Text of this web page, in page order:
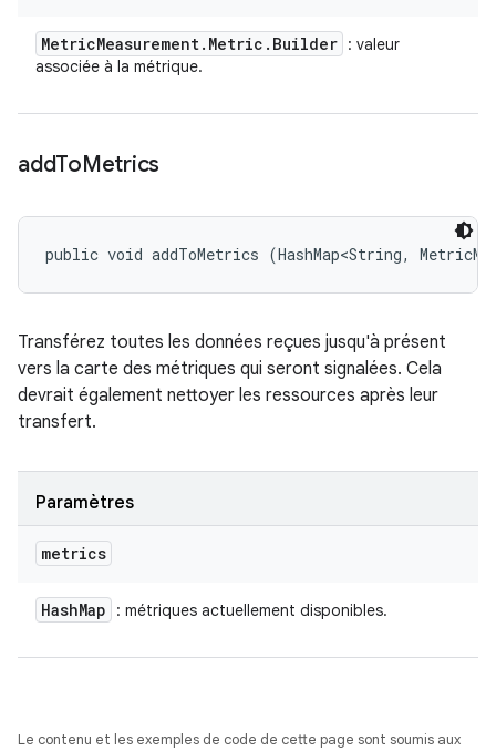
MetricMeasurement. Metric . Builder : valeur
associée à la métrique.
addToMetrics
public void addToMetrics (HashMap<String,
Transférez toutes les données reçues jusqu'à présent
vers la carte des métriques qui seront signalées. Cela
devrait également nettoyer les ressources après leur
transfert.
Paramètres
metrics
HashMap : métriques actuellement disponibles.
Le contenu et les exemples de code de cette page sont soumis aux